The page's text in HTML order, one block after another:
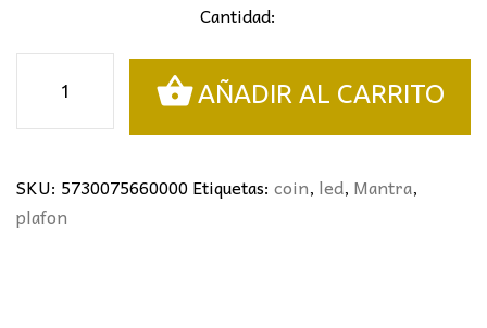
Cantidad:
38Ø
BLANCO
cantidad
AÑADIR AL CARRITO
SKU: 5730075660000Etiquetas: coin, led, Mantra,
plafon